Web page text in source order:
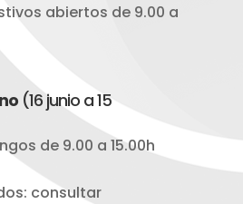
abiertos de 9.00 a
(16 junio a 15
de 9.00 a 15.00h
consultar